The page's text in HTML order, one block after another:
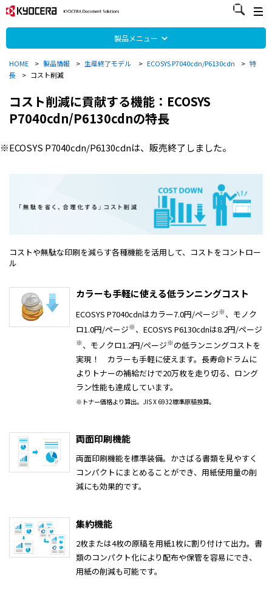
製品メニュー
HOME > 製品情報 > 生産終了モデル > ECOSYS P7040cdn/P6130cdn > 特
長
> コスト削減
コスト削減に貢献する機能：ECOSYS
P7040cdn/P6130cdnの特長
※ECOSYS P7040cdn/P6130cdnは、販売終了しました。
コストや無駄な印刷を減らす各種機能を活用して、コストをコントロー
ル
カラーも手軽に使える低ランニングコスト
ECOSYS P7040cdnはカラー7.0円/ページ※、モノク
ロ1.0円/ページ※、ECOSYS P6130cdnは8.2円/ページ
※、モノクロ1.2円/ページ※の低ランニングコストを
実現！ カラーも手軽に使えます。長寿命ドラムに
よりトナーの補給だけで20万枚を走り切る、ロング
ラン性能も達成しています。
※トナー価格より算出。JIS X 6932標準原稿換算。
両面印刷機能
両面印刷機能を標準装備。かさばる書類を見やすく
コンパクトにまとめることができ、用紙使用量の削
減にも効果的です。
集約機能
2枚または4枚の原稿を用紙1枚に割り付けて出力。書
類のコンパクト化により配布や保管を容易にでき、
用紙の削減も可能です。